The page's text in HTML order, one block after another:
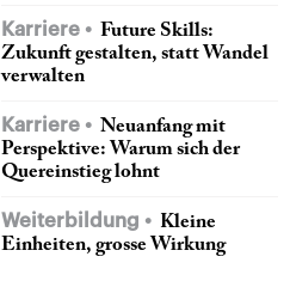
Karriere
Future Skills:
Zukunft gestalten, statt Wandel
verwalten
Karriere
Neuanfang mit
Perspektive: Warum sich der
Quereinstieg lohnt
Weiterbildung
Kleine
Einheiten, grosse Wirkung